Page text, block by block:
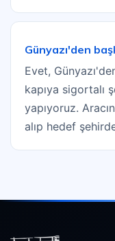
Günyazı'den
Evet,
kapıya sigortalı
yapıyoruz.
alıp hedef